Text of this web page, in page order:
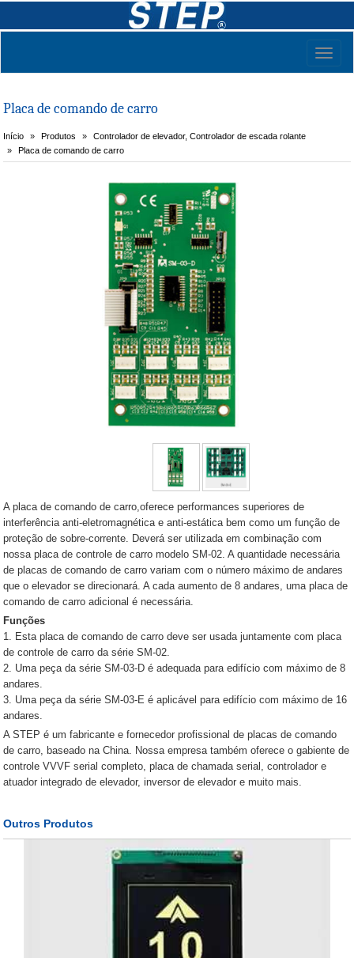
Placa de comando de carro
Início Produtos
Controlador de elevador, Controlador de escada rolante
Placa de comando de carro
A placa de comando de carro,oferece performances superiores de
interferência anti-eletromagnética e anti-estática bem como um função de
proteção de sobre-corrente. Deverá ser utilizada em combinação com
nossa placa de controle de carro modelo SM-02. A quantidade necessária
de placas de comando de carro variam com o número máximo de andares
que o elevador se direcionará. A cada aumento de 8 andares, uma placa de
comando de carro adicional é necessária.
Funções
1. Esta placa de comando de carro deve ser usada juntamente com placa
de controle de carro da série SM-02.
2. Uma peça da série SM-03-D é adequada para edifício com máximo de 8
andares.
3. Uma peça da série SM-03-E é aplicável para edifício com máximo de 16
andares.
A STEP é um fabricante e fornecedor profissional de placas de comando
de carro, baseado na China. Nossa empresa também oferece o gabiente de
controle VVVF serial completo, placa de chamada serial, controlador e
atuador integrado de elevador, inversor de elevador e muito mais.
Outros Produtos